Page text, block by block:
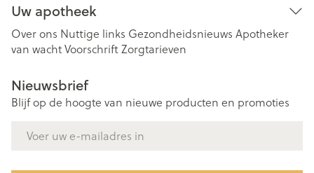
Uw apotheek
Over ons Nuttige links Gezondheidsnieuws Apotheker
van wachtVoorschriftZorgtarieven
Nieuwsbrief
Blijf op de hoogte van nieuwe producten en promoties